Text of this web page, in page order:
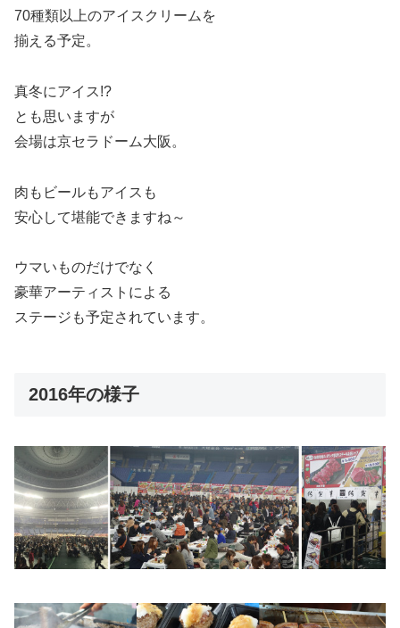
70種類以上のアイスクリームを
揃える予定。
真冬にアイス!?
とも思いますが
会場は京セラドーム大阪。
肉もビールもアイスも
安心して堪能できますね～
ウマいものだけでなく
豪華アーティストによる
ステージも予定されています。
2016年の様子